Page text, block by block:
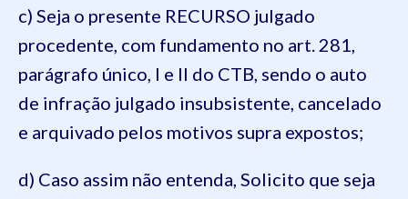
c) Seja o presente RECURSO julgado
procedente, com fundamento no art. 281,
parágrafo único, I e II do CTB, sendo o auto
de infração julgado insubsistente, cancelado
e arquivado pelos motivos supra expostos;
d) Caso assim não entenda, Solicito que seja